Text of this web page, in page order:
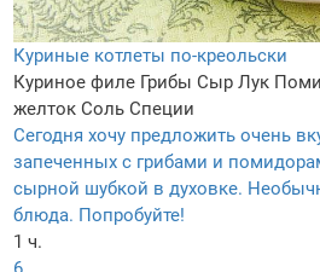
Куриные котлеты по-креольски
Куриное филе Грибы Сыр Лук
желток Соль Специи
Сегодня хочу предложить очень
запеченных с грибами и
сырной шубкой в духовке.
блюда. Попробуйте!
1 ч.